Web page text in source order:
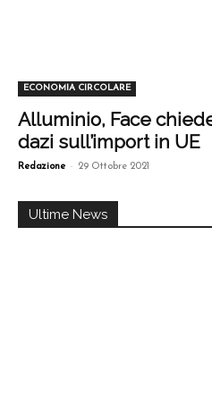
ECONOMIA CIRCOLARE
Alluminio, Face
dazi sull’import in UE
Redazione - 29 Ottobre 2021
Ultime News